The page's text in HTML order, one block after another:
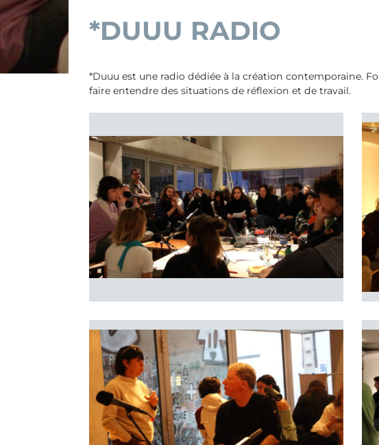
*DUUU RADIO
*Duuu est une radio dédiée à la création contemporaine.
faire entendre des situations de réflexion et de travail.